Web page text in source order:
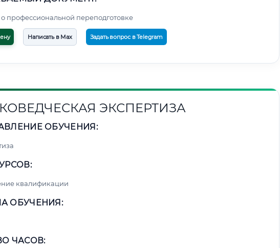
профессиональной переподготовке
Написать в Max Задать вопрос в Telegram
ЭКСПЕРТИЗА
ОБУЧЕНИЯ:
квалификации
ОБУЧЕНИЯ:
ЧАСОВ: